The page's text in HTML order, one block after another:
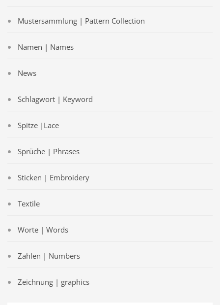
Mustersammlung | Pattern Collection
Namen | Names
News
Schlagwort | Keyword
Spitze |Lace
Sprüche | Phrases
Sticken | Embroidery
Textile
Worte | Words
Zahlen | Numbers
Zeichnung | graphics